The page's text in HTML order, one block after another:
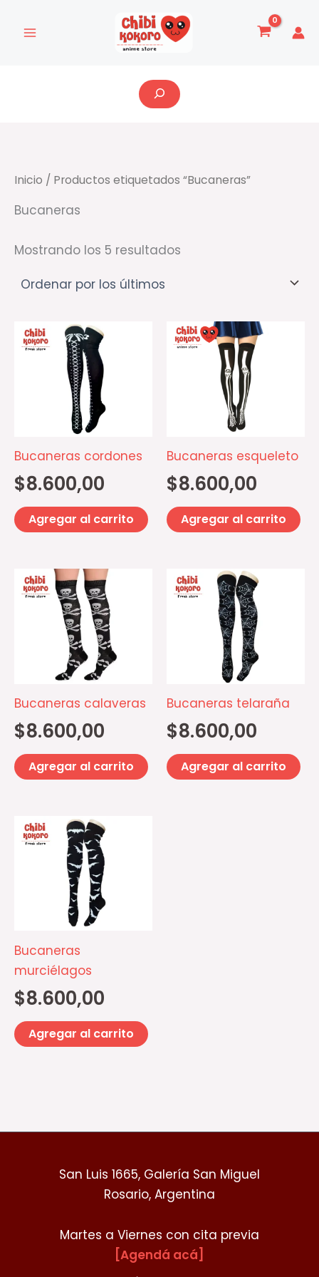
Inicio / Productos etiquetados “Bucaneras”
Bucaneras
Mostrando los 5 resultados
por
los
últimos
Bucaneras cordones
$8.600,00
Agregar al carrito
Bucaneras esqueleto
$8.600,00
Agregar al carrito
Bucaneras calaveras
$8.600,00
Agregar al carrito
Bucaneras telaraña
$8.600,00
Agregar al carrito
Bucaneras
murciélagos
$8.600,00
Agregar al carrito
San Luis 1665, Galería San Miguel
Rosario, Argentina
Martes a Viernes con cita previa
[Agendá acá]